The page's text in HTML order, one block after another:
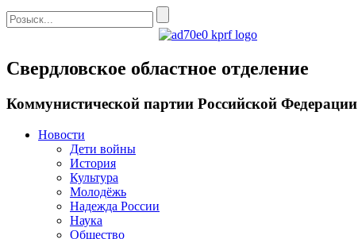
Свердловское областное отделение
Коммунистической партии Российской Федерации
Новости
Дети войны
История
Культура
Молодёжь
Надежда России
Наука
Общество